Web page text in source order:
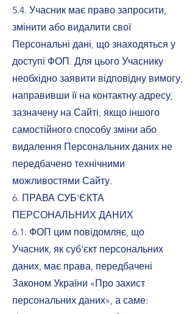
5.4. Учасник має право запросити,
змінити або видалити свої
Персональні дані, що знаходяться у
доступі ФОП. Для цього Учаснику
необхідно заявити відповідну вимогу,
направивши її на контактну адресу,
зазначену на Сайті, якщо іншого
самостійного способу зміни або
видалення Персональних даних не
передбачено технічними
можливостями Сайту.
6. ПРАВА СУБ'ЄКТА
ПЕРСОНАЛЬНИХ ДАНИХ
6.1. ФОП цим повідомляє, що
Учасник, як суб'єкт персональних
даних, має права, передбачені
Законом України «Про захист
персональних даних», а саме: